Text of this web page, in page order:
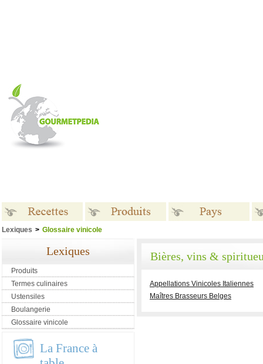
Lexiques > Glossaire vinicole
Lexiques
Produits
Termes culinaires
Ustensiles
Boulangerie
Glossaire vinicole
La France à
Bières, vins &
Appellations Vinicoles Italiennes
Maîtres Brasseurs Belges
Recettes